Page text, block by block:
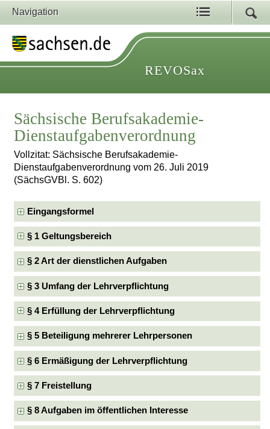
Navigation
REVOSax
Sächsische Berufsakademie-
Dienstaufgabenverordnung
Vollzitat: Sächsische Berufsakademie-
Dienstaufgabenverordnung vom 26. Juli 2019
(SächsGVBl. S. 602)
Eingangsformel
§ 1 Geltungsbereich
§ 2 Art der dienstlichen Aufgaben
§ 3 Umfang der Lehrverpflichtung
§ 4 Erfüllung der Lehrverpflichtung
§ 5 Beteiligung mehrerer Lehrpersonen
§ 6 Ermäßigung der Lehrverpflichtung
§ 7 Freistellung
§ 8 Aufgaben im öffentlichen Interesse